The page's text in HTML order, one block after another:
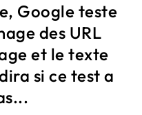
Google teste
des URL
et le texte
si ce test a